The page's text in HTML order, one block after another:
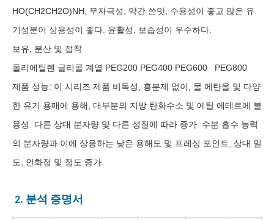
HO(CH2CH2O)NH, 무자극성, 약간 쓴맛, 수용성이 좋고 많은 유
기성분이 상용성이 좋다. 윤활성, 보습성이 우수하다.
보유, 분산 및 접착
폴리에틸렌 글리콜 계열 PEG200 PEG400 PEG600 PEG800
제품 성능: 이 시리즈 제품 비독성, 흥분제 없이, 물 에탄올 및 다양
한 유기 용매에 용해, 대부분의 지방 탄화수소 및 에틸 에테르에 불
용성. 다른 상대 분자량 및 다른 성질에 따라 증가. 수분 흡수 능력
의 분자량과 이에 상응하는 낮은 용해도 및 프레싱 포인트, 상대 밀
도, 인화점 및 점도 증가.
2. 분석 증명서